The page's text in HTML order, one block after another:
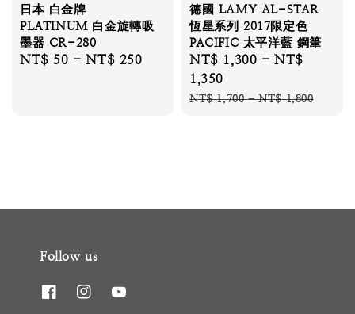
日本 白金牌
PLATINUM 白金旋轉吸
墨器 CR-280
Regular
NT$ 50 -NT$ 250
德國 LAMY AL-STAR
恆星系列 2017限定色
PACIFIC 太平洋藍 鋼筆
Sale
price
NT$ 1,300 -NT$
1,350
Regular
NT$ 1,700-NT$ 1,800
Follow us